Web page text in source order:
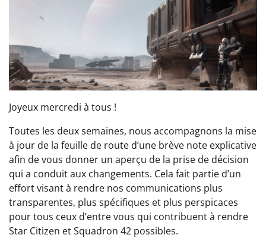
Joyeux mercredi à tous !
Toutes les deux semaines, nous accompagnons la mise
à jour de la feuille de route d’une brève note explicative
afin de vous donner un aperçu de la prise de décision
qui a conduit aux changements. Cela fait partie d’un
effort visant à rendre nos communications plus
transparentes, plus spécifiques et plus perspicaces
pour tous ceux d’entre vous qui contribuent à rendre
Star Citizen et Squadron 42 possibles.